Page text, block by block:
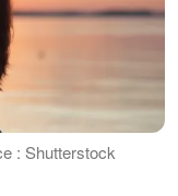
: Shutterstock